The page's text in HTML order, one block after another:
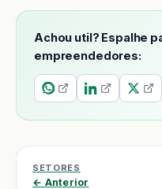
Achou util? Espalhe
empreendedores:
SETORES
← Anterior